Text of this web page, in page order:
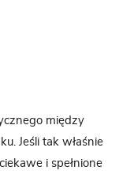
między
Jeśli tak właśnie
i spełnione